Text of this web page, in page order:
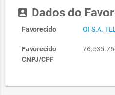
account_box Dados do
Favorecido OI S.A.
Favorecido
CNPJ/CPF